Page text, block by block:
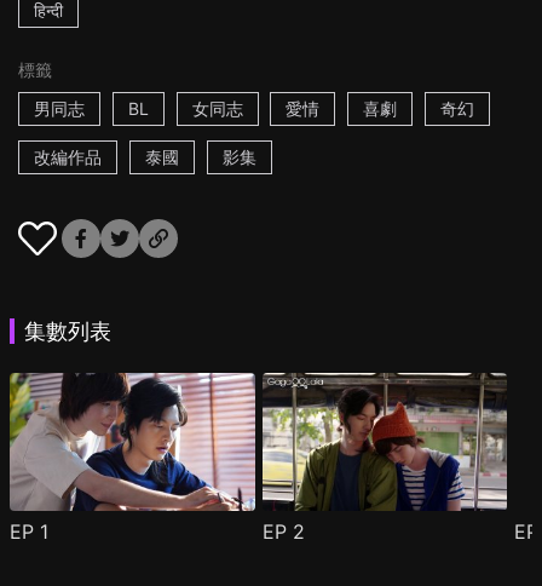
हिन्दी
標籤
男同志
BL 女同志 愛情 喜劇 奇幻
改編作品 泰國 影集
集數列表
EP 1 EP 2